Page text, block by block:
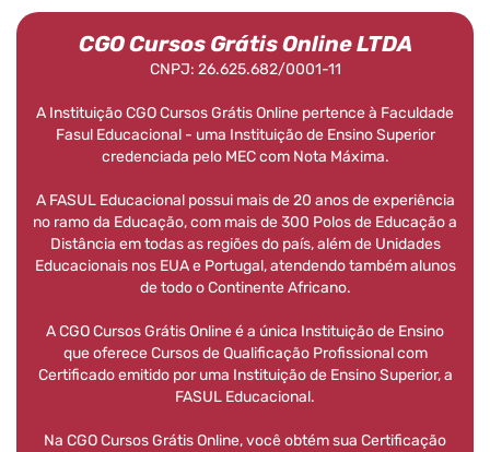
CGO Cursos Grátis Online LTDA
CNPJ: 26.625.682/0001-11
A Instituição CGO Cursos Grátis Online pertence à Faculdade
Fasul Educacional - uma Instituição de Ensino Superior
credenciada pelo MEC com Nota Máxima.
A FASUL Educacional possui mais de 20 anos de experiência
no ramo da Educação, com mais de 300 Polos de Educação a
Distância em todas as regiões do país, além de Unidades
Educacionais nos EUA e Portugal, atendendo também alunos
de todo o Continente Africano.
A CGO Cursos Grátis Online é a única Instituição de Ensino
que oferece Cursos de Qualificação Profissional com
Certificado emitido por uma Instituição de Ensino Superior, a
FASUL Educacional.
Na CGO Cursos Grátis Online, você obtém sua Certificação